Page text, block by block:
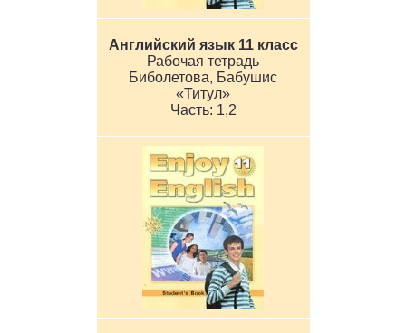
Английский язык 11 класс
Рабочая тетрадь
Биболетова, Бабушис
«Титул»
1,2